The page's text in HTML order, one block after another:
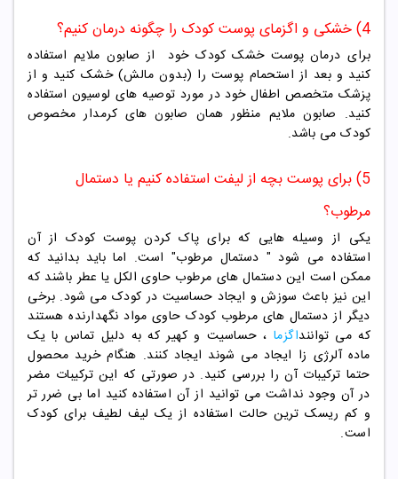
4) خشکی و اگزمای پوست کودک را چگونه درمان کنیم؟
برای درمان پوست خشک کودک خود از صابون ملایم استفاده
کنید و بعد از استحمام پوست را (بدون مالش) خشک کنید و از
پزشک متخصص اطفال خود در مورد توصیه های لوسیون استفاده
کنید. صابون ملایم منظور همان صابون های کرمدار مخصوص
کودک می باشد.
5) برای پوست بچه از لیفت استفاده کنیم یا دستمال
مرطوب؟
یکی از وسیله هایی که برای پاک کردن پوست کودک از آن
استفاده می شود " دستمال مرطوب" است. اما باید بدانید که
ممکن است این دستمال های مرطوب حاوی الکل یا عطر باشند که
این نیز باعث سوزش و ایجاد حساسیت در کودک می شود. برخی
دیگر از دستمال های مرطوب کودک حاوی مواد نگهدارنده هستند
که می تواننداگزما ، حساسیت و کهیر که به دلیل تماس با یک
ماده آلرژی زا ایجاد می شوند ایجاد کنند. هنگام خرید محصول
حتما ترکیبات آن را بررسی کنید. در صورتی که این ترکیبات مضر
در آن وجود نداشت می توانید از آن استفاده کنید اما بی ضرر تر
و کم ریسک ترین حالت استفاده از یک لیف لطیف برای کودک
است.